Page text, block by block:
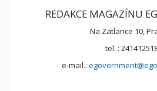
REDAKCE MAGAZÍNU
Na Zatlance 10,
tel. :
e-mail.: